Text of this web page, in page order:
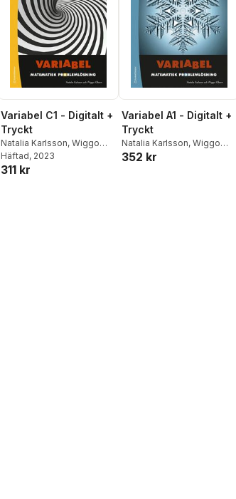
Variabel C1 - Digitalt +
Tryckt
Natalia Karlsson, Wiggo
Kilborn
Häftad, 2023
311 kr
Variabel A1 - Digitalt +
Tryckt
Natalia Karlsson, Wiggo
Kilborn
352 kr